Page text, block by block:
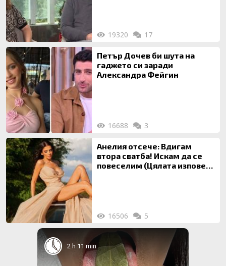
19320 17
Петър Дочев би шута на
гаджето си заради
Александра Фейгин
16688 3
Анелия отсече: Вдигам
втора сватба! Искам да се
повеселим (Цялата изповед
16506 5
2 h 11 min